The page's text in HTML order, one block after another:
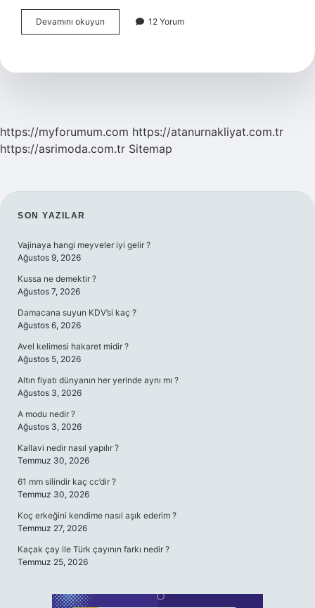
Devamını okuyun Haritadaki
Yeşil
Ifade
12 Yorum
https://myforumum.com https://atanurnakliyat.com.tr
https://asrimoda.com.tr Sitemap
SIDEBAR
SON YAZILAR
Vajinaya hangi meyveler iyi gelir ?
Ağustos 9, 2026
Kussa ne demektir ?
Ağustos 7, 2026
Damacana suyun KDV’si kaç ?
Ağustos 6, 2026
Avel kelimesi hakaret midir ?
Ağustos 5, 2026
Altın fiyatı dünyanın her yerinde aynı mı ?
Ağustos 3, 2026
A modu nedir ?
Ağustos 3, 2026
Kallavi nedir nasıl yapılır ?
Temmuz 30, 2026
61 mm silindir kaç cc’dir ?
Temmuz 30, 2026
Koç erkeğini kendime nasıl aşık ederim ?
Temmuz 27, 2026
Kaçak çay ile Türk çayının farkı nedir ?
Temmuz 25, 2026